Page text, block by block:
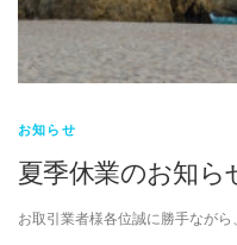
お知らせ
夏季休業のお知ら
お取引業者様各位誠に勝手なが